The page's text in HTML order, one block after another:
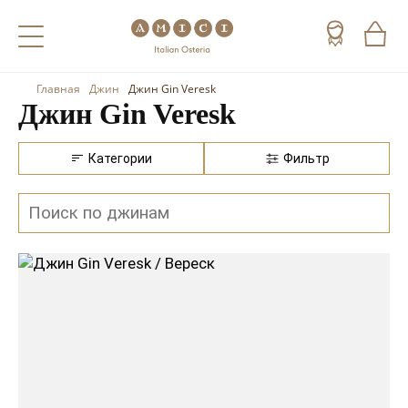
Назад
Холодные напитки
Чай
Кофе
Назад
Вино
Шампанское
Игристое вино
Портвейн
Назад
Виски
Коньяк
Арманьяк
Текила
Главная Джин Джин Gin Veresk
Джин Gin Veresk
Категории Фильтр